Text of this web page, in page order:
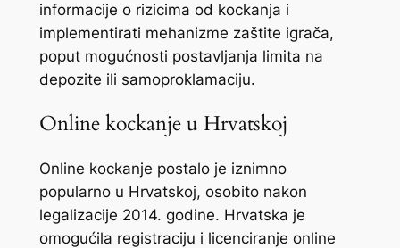
informacije o rizicima od kockanja i
implementirati mehanizme zaštite igrača,
poput mogućnosti postavljanja limita na
depozite ili samoproklamaciju.
Online kockanje u Hrvatskoj
Online kockanje postalo je iznimno
popularno u Hrvatskoj, osobito nakon
legalizacije 2014. godine. Hrvatska je
omogućila registraciju i licenciranje online